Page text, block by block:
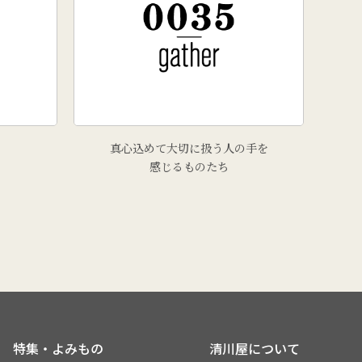
真心込めて大切に扱う人の手を
感じるものたち
特集・よみもの 清川屋について